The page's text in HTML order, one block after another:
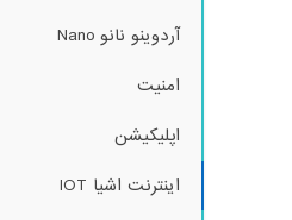
آردوینو نانو Nano
امنیت
اپلیکیشن
اینترنت اشیا IOT